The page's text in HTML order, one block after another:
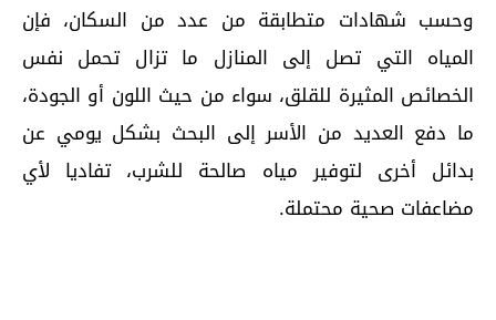
وحسب شهادات متطابقة من عدد من السكان، فإن
المياه التي تصل إلى المنازل ما تزال تحمل نفس
الخصائص المثيرة للقلق، سواء من حيث اللون أو الجودة،
ما دفع العديد من الأسر إلى البحث بشكل يومي عن
بدائل أخرى لتوفير مياه صالحة للشرب، تفاديا لأي
مضاعفات صحية محتملة.